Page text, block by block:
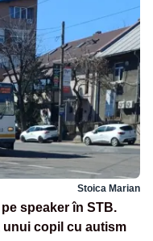
Stoica Marian
speaker în STB.
unui copil cu autism